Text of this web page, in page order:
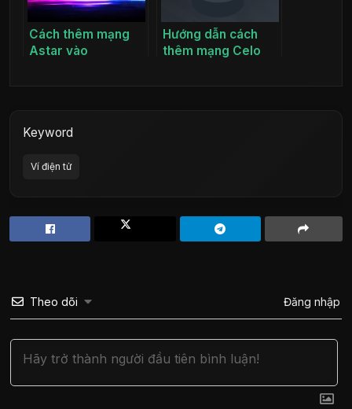
Cách thêm mạng
Astar vào
Hướng dẫn cách
thêm mạng Celo
Keyword
Ví điện tử
Theo dõi Đăng nhập